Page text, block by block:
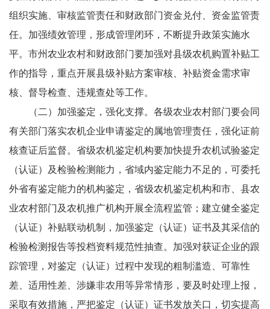
组织实施、审核监管责任和财政部门资金兑付、资金监管责
任。加强绩效管理，形成管理闭环，不断提升政策实施水
平。市州农业农村和财政部门要加强对县级农机购置补贴工
作的指导，重点开展县级补贴方案审核、补贴资金需求审
核、督导检查、违规查处等工作。
（二）加强鉴定，强化支撑。各级农业农村部门要会同
有关部门落实农机企业申请鉴定的属地管理责任，强化证前
核查证后监督。省级农机鉴定机构要加快提升农机试验鉴定
（认证）及检验检测能力，省域内鉴定能力不足的，可委托
外省有鉴定能力的机构鉴定，省级农机鉴定机构和市、县农
业农村部门及农机推广机构开展全流程监管；建立健全鉴定
（认证）补贴联动机制，加强鉴定（认证）证书及其采信的
检验检测报告等投档资料规范性抽查。加强对获证企业的跟
踪管理，对鉴定（认证）过程中发现的粗制滥造、可靠性
差、适用性差、涉嫌非农用等异常情形，要及时处理上报，
采取有效措施，严把鉴定（认证）证书发放关口，切实提高